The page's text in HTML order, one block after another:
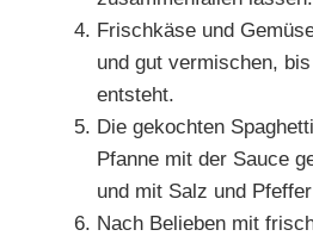
Frischkäse und
und gut vermischen,
entsteht.
Die gekochten
Pfanne mit der Sauce
und mit Salz und
Nach Belieben mit